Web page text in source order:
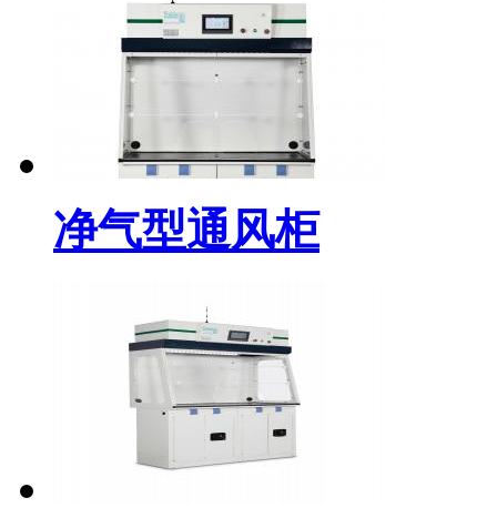
净气型通风柜